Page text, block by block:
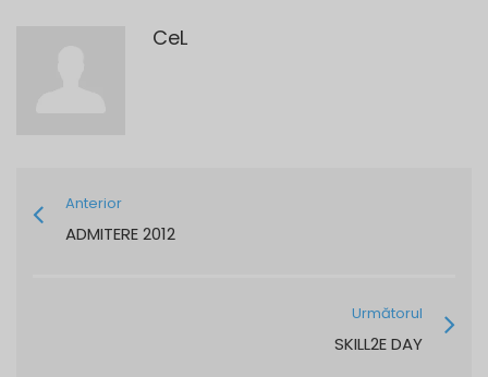
CeL
Anterior
ADMITERE 2012
Următorul
SKILL2E DAY